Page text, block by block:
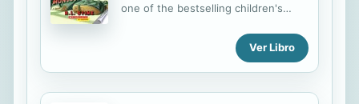
one of the bestselling children's
fan-favorite thriller and chiller that
first introduced the world to the
wooden face of fear. The puppet
Ver Libro